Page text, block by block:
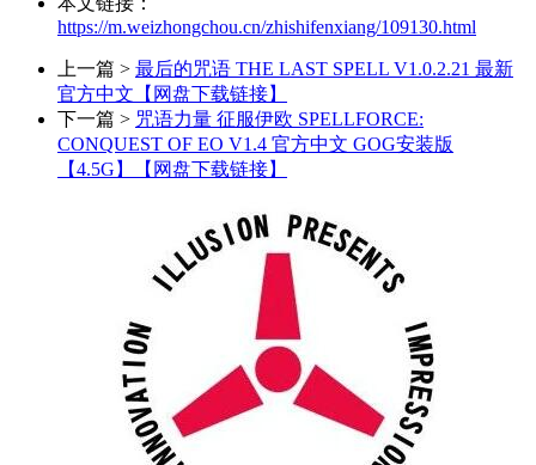
https://m.weizhongchou.cn/zhishifenxiang/109130.html
上一篇 > 最后的咒语 THE LAST SPELL V1.0.2.21 最新
官方中文【网盘下载链接】
下一篇 > 咒语力量 征服伊欧 SPELLFORCE:
CONQUEST OF EO V1.4 官方中文 GOG安装版
【4.5G】【网盘下载链接】